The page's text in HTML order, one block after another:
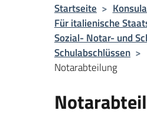
Startseite >
Für italienische
Sozial- Notar- und
Schulabschlüssen >
Notarabteilung